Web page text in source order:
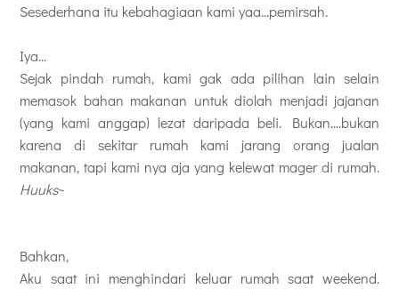
Sesederhana itu kebahagiaan kami yaa...pemirsah.
Iya...
Sejak pindah rumah, kami gak ada pilihan lain selain
memasok bahan makanan untuk diolah menjadi jajanan
(yang kami anggap) lezat daripada beli. Bukan....bukan
karena di sekitar rumah kami jarang orang jualan
makanan, tapi kami nya aja yang kelewat mager di rumah.
Huuks~
Bahkan,
Aku saat ini menghindari keluar rumah saat weekend.